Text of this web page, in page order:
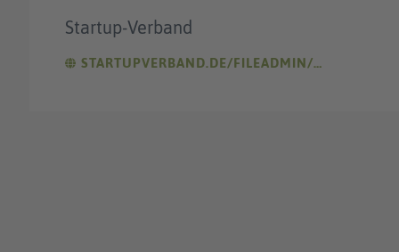
Startup-Verband
STARTUPVERBAND.DE/FILEADMIN/STARTUPVERBAND/FORSCHUNG/STUDIEN/FFM/FEMALE_FOUNDERS_MONITOR_2022.PDF